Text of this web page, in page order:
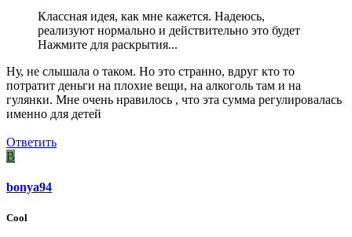
Классная идея, как мне кажется. Надеюсь,
реализуют нормально и действительно это будет
Нажмите для раскрытия...
Ну, не слышала о таком. Но это странно, вдруг кто то
потратит деньги на плохие вещи, на алкоголь там и на
гулянки. Мне очень нравилось , что эта сумма регулировалась
именно для детей
Ответить
B
bonya94
Cool